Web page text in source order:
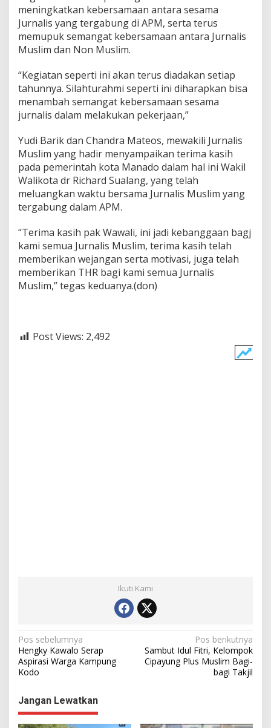
meningkatkan kebersamaan antara sesama
Jurnalis yang tergabung di APM, serta terus
memupuk semangat kebersamaan antara Jurnalis
Muslim dan Non Muslim.
“Kegiatan seperti ini akan terus diadakan setiap
tahunnya. Silahturahmi seperti ini diharapkan bisa
menambah semangat kebersamaan sesama
jurnalis dalam melakukan pekerjaan,”
Yudi Barik dan Chandra Mateos, mewakili Jurnalis
Muslim yang hadir menyampaikan terima kasih
pada pemerintah kota Manado dalam hal ini Wakil
Walikota dr Richard Sualang, yang telah
meluangkan waktu bersama Jurnalis Muslim yang
tergabung dalam APM.
“Terima kasih pak Wawali, ini jadi kebanggaan bagj
kami semua Jurnalis Muslim, terima kasih telah
memberikan wejangan serta motivasi, juga telah
memberikan THR bagi kami semua Jurnalis
Muslim,” tegas keduanya.(don)
Post Views: 2,492
Ikuti Kami
N
a
v
i
g
Pos sebelumnya
Hengky Kawalo Serap
Aspirasi Warga Kampung
Kodo
Pos berikutnya
Sambut Idul Fitri, Kelompok
Cipayung Plus Muslim Bagi-
bagi Takjil
Jangan Lewatkan